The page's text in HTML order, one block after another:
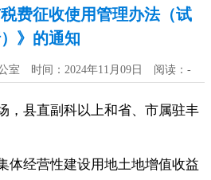
费征收使用管理办法（试
》的通知
室 时间：2024年11月09日 阅读： -
， 县直副科以上和省、市属驻丰
经营性建设用地土地增值收益